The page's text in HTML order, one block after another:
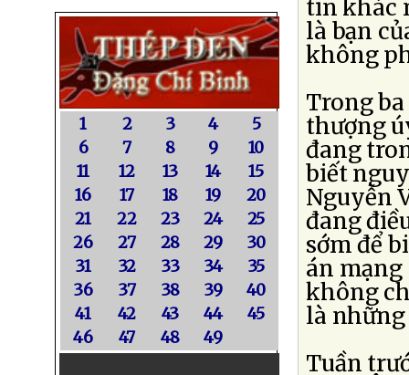
1 2 3 4
5
6
7 8 9
10
11
12 13 14
15
16
17 18 19
20
21
22 23 24
25
26
27 28 29
30
31
32 33 34
35
36
37 38 39
40
41
42 43 44
45
46
47 48 49
tin khác
là bạn
không
Trong
thượng
đang
biết
Nguyễn
đang
sớm để
án
không
là những
Tuần